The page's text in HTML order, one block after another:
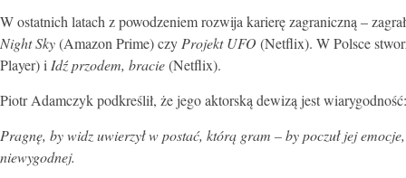
W ostatnich latach z powodzeniem rozwija karierę zagraniczną –
Night Sky(Amazon Prime) czy Projekt UFO (Netflix). W Polsce
Player) i Idź przodem, bracie(Netflix).
Piotr Adamczyk podkreślił, że jego aktorską dewizą jest wiarygodność:
Pragnę, by widz uwierzył w postać, którą gram – by poczuł jej
niewygodnej.